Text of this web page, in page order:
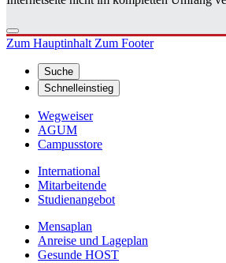
Zum HauptinhaltZum Footer
Suche
Schnelleinstieg
Wegweiser
AGUM
Campusstore
International
Mitarbeitende
Studienangebot
Mensaplan
Anreise und Lageplan
Gesunde HOST